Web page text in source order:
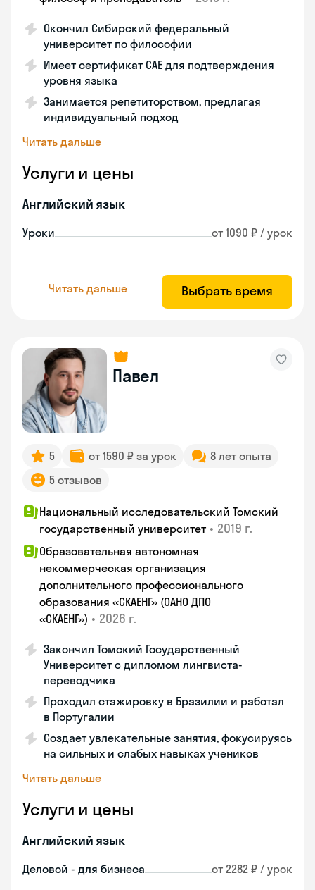
Окончил Сибирский федеральный
университет по философии
Имеет сертификат CAE для подтверждения
уровня языка
Занимается репетиторством, предлагая
индивидуальный подход
Читать дальше
Услуги и цены
Английский язык
Уроки от 1090 ₽ / урок
Читать дальше Выбрать время
Павел
5 от 1590 ₽ за урок
8 лет опыта
5 отзывов
Национальный исследовательский Томский
государственный университет • 2019 г.
Образовательная автономная
некоммерческая организация
дополнительного профессионального
образования «СКАЕНГ» (ОАНО ДПО
«СКАЕНГ») • 2026 г.
Закончил Томский Государственный
Университет с дипломом лингвиста-
переводчика
Проходил стажировку в Бразилии и работал
в Португалии
Создает увлекательные занятия, фокусируясь
на сильных и слабых навыках учеников
Читать дальше
Услуги и цены
Английский язык
Деловой - для бизнеса от 2282 ₽ / урок